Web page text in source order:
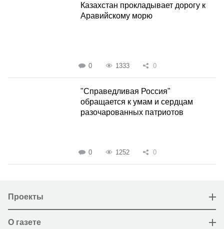
Казахстан прокладывает дорогу к
Аравийскому морю
0 1333 0
"Справедливая Россия"
обращается к умам и сердцам
разочарованных патриотов
0 1252 0
Проекты
О газете